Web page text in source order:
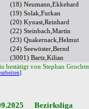
(18) Neumann,Ekkehard
(19) Solak,Furkan
(20) Kynast,Reinhard
(22) Steinbach,Martin
(23) Quakernack,Helmut
(24) Seewöster,Bernd
(3001) Bartz,Kilian
bestätigt von Stephan
]
Bezirksliga